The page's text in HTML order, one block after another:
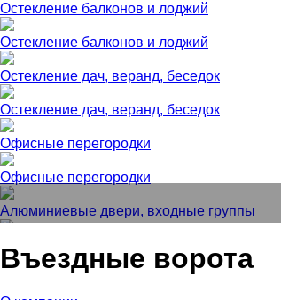
Остекление балконов и лоджий
Остекление балконов и лоджий
Остекление дач, веранд, беседок
Остекление дач, веранд, беседок
Офисные перегородки
Офисные перегородки
Алюминиевые двери, входные группы
Въездные ворота